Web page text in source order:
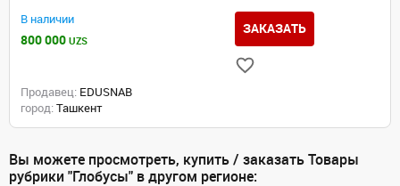
В наличии
800 000 UZS
ЗАКАЗАТЬ
Продавец: EDUSNAB
город: Ташкент
Вы можете просмотреть, купить / заказать Товары
рубрики "Глобусы" в другом регионе: